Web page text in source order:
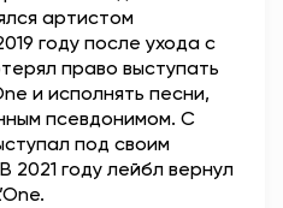
артистом
году после ухода с
право выступать
и исполнять песни,
псевдонимом. С
под своим
году лейбл вернул